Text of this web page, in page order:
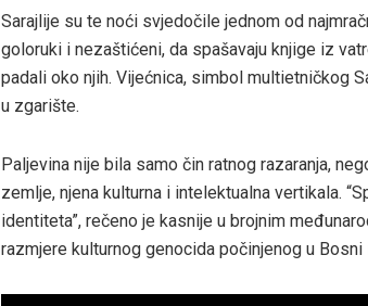
Sarajlije su te noći svjedočile jednom od
goloruki i nezaštićeni, da spašavaju knjige iz
padali oko njih. Vijećnica, simbol multietničkog
u zgarište.
Paljevina nije bila samo čin ratnog razaranja,
zemlje, njena kulturna i intelektualna vertikala.
identiteta”, rečeno je kasnije u brojnim
razmjere kulturnog genocida počinjenog u Bosni